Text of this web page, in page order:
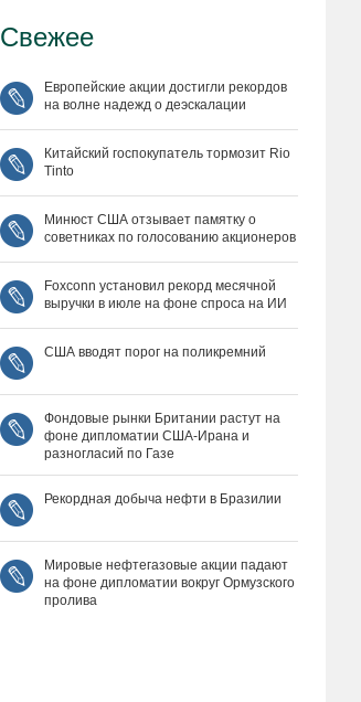
Свежее
Европейские акции достигли рекордов
на волне надежд о деэскалации
Китайский госпокупатель тормозит Rio
Tinto
Минюст США отзывает памятку о
советниках по голосованию акционеров
Foxconn установил рекорд месячной
выручки в июле на фоне спроса на ИИ
США вводят порог на поликремний
Фондовые рынки Британии растут на
фоне дипломатии США‑Ирана и
разногласий по Газе
Рекордная добыча нефти в Бразилии
Мировые нефтегазовые акции падают
на фоне дипломатии вокруг Ормузского
пролива